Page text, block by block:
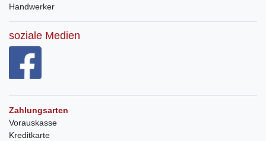
Handwerker
soziale Medien
Zahlungsarten
Vorauskasse
Kreditkarte